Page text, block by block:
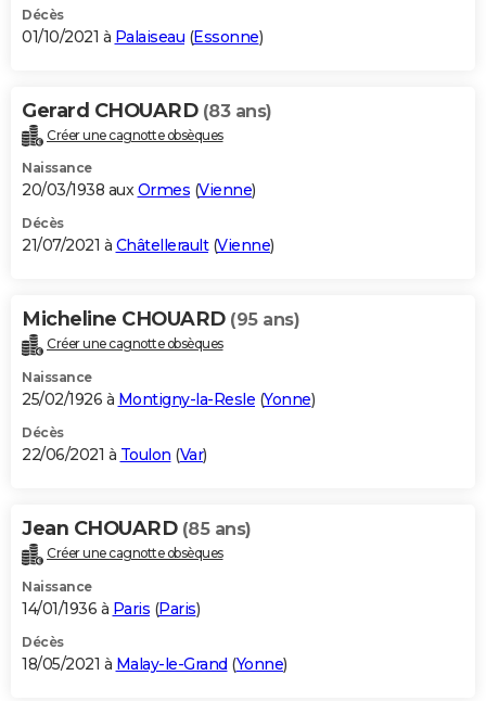
Décès
01/10/2021 à Palaiseau (Essonne)
Gerard CHOUARD (83 ans)
Créer une cagnotte obsèques
Naissance
20/03/1938 auxOrmes (Vienne)
Décès
21/07/2021 à Châtellerault(Vienne)
Micheline CHOUARD (95 ans)
Créer une cagnotte obsèques
Naissance
25/02/1926 à Montigny-la-Resle (Yonne)
Décès
22/06/2021 à Toulon (Var)
Jean CHOUARD (85 ans)
Créer une cagnotte obsèques
Naissance
14/01/1936 à Paris (Paris)
Décès
18/05/2021 à Malay-le-Grand (Yonne)